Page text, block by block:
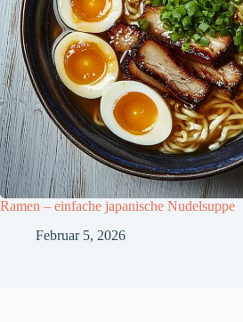
Ramen – einfache japanische Nudelsuppe
Februar 5, 2026